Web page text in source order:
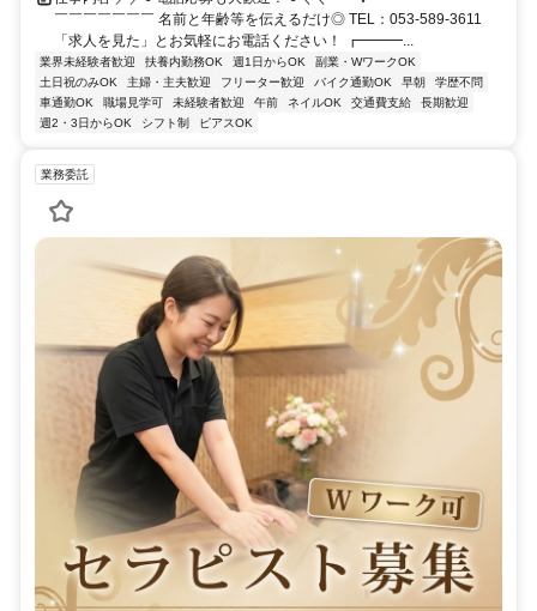
￣￣￣￣￣￣￣ 名前と年齢等を伝えるだけ◎ TEL：053-589-3611
「求人を見た」とお気軽にお電話ください！ ┏━━━...
業界未経験者歓迎 扶養内勤務OK 週1日からOK
副業・WワークOK
土日祝のみOK
主婦・主夫歓迎 フリーター歓迎 バイク通勤OK 早朝
学歴不問
車通勤OK
職場見学可 未経験者歓迎 午前 ネイルOK 交通費支給
長期歓迎
週2・3日からOK
シフト制 ピアスOK
業務委託